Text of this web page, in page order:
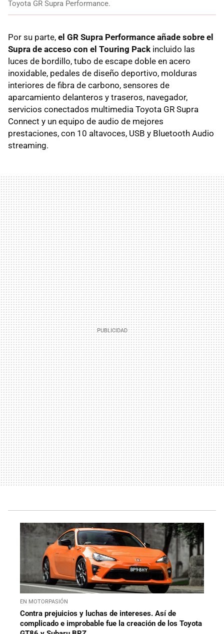
Toyota GR Supra Performance.
Por su parte, el GR Supra Performance añade sobre el
Supra de acceso con el Touring Pack incluido las
luces de bordillo, tubo de escape doble en acero
inoxidable, pedales de diseño deportivo, molduras
interiores de fibra de carbono, sensores de
aparcamiento delanteros y traseros, navegador,
servicios conectados multimedia Toyota GR Supra
Connect y un equipo de audio de mejores
prestaciones, con 10 altavoces, USB y Bluetooth Audio
streaming.
EN MOTORPASIÓN
Contra prejuicios y luchas de intereses. Así de
complicado e improbable fue la creación de los Toyota